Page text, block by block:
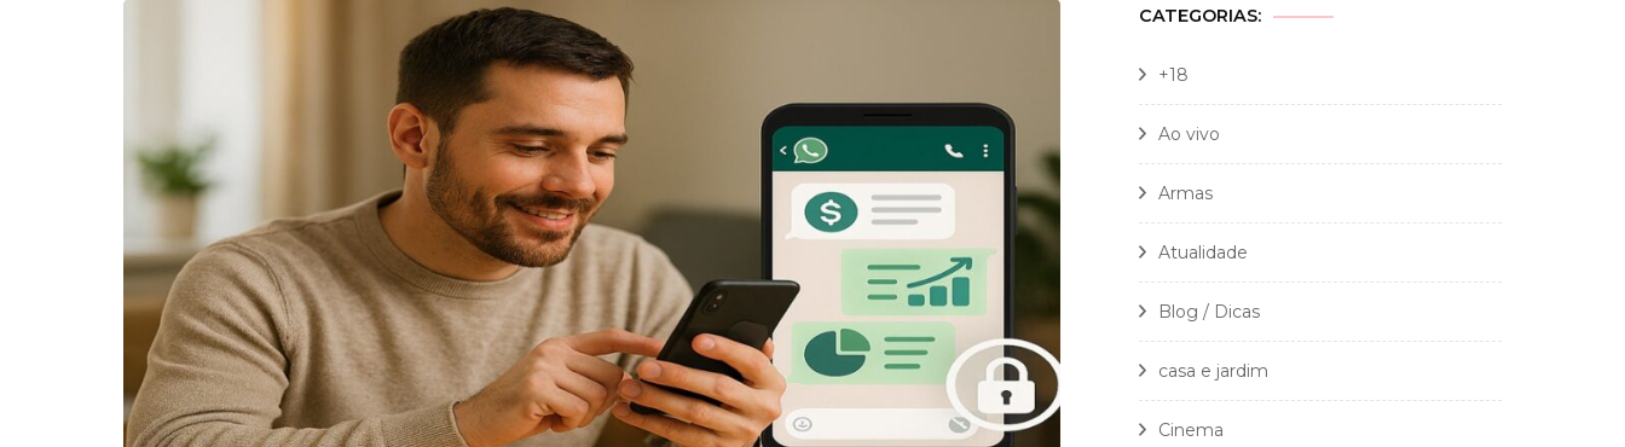
Assuntos gerais
Entretenimento
CATEGORIAS:
+18
Ao vivo
Armas
Atualidade
Blog / Dicas
casa e jardim
Cinema